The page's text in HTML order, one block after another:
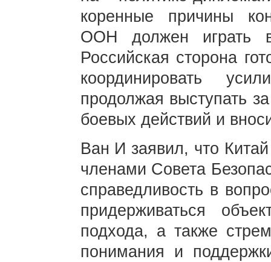
коренные причины
ООН должен играть в
Российская сторона
координировать
продолжая выступать
боевых действий и
Ван И заявил, что
членами Совета
справедливость в
придерживаться
подхода, а также
понимания и